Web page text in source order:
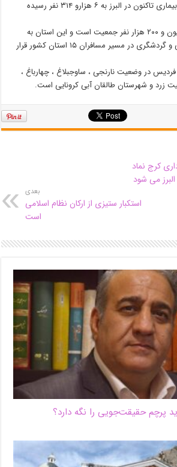
شمار کل جانباختگان این بیماری تاکنون در البرز به ۶ هزارو ۳۱۴ نفر رسیده
استان البرز دارای سه میلیون و ۲۰۰ هزار نفر جمعیت است و این استان به
واسطه جاده های ترانزیتی و گردشگری در مسیر مسافران ۱۵ استان کشور قرار
و فردیس در وضعیت نارنجی ، ساوجبلاغ ، چهارباغ ،
زرد و شهرستان طالقان آبی کرونایی است.
کرج نماد
می شود
بعدی
استکبار ستیزی از ارکان نظام اسلامی
است
پرچم حقیقت‌جویی را نگه دارد؟